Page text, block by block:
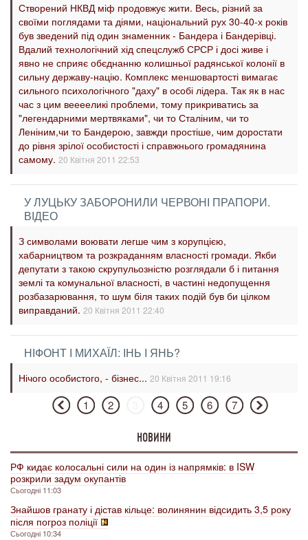
Створений НКВД міф продовжує жити. Весь, різний за
своїми поглядами та діями, національний рух 30-40-х років
був зведений під один знаменник - Бандера і Бандерівці.
Вдалий технологічний хід спецслужб СРСР і досі живе і
явно не сприяє обєднанню колишньої радянської колонії в
сильну державу-націю. Комплекс меншовартості вимагає
сильного психологічного "даху" в особі лідера. Так як в нас
час з цим вееееликі проблеми, тому прикриватись за
"легендарними мертвяками", чи то Сталіним, чи то
Леніним,чи то Бандерою, завжди простіше, чим доростати
до рівня зрілої особистості і справжнього громадянина
самому. 20 Квітня 2011 22:53
У ЛУЦЬКУ ЗАБОРОНИЛИ ЧЕРВОНІ ПРАПОРИ.
ВІДЕО
З символами воювати легше чим з корупцією,
хабарництвом та розкраданням власності громади. Якби
депутати з такою скрупульозністю розглядали б і питання
землі та комунальної власності, в частині недопущення
розбазарювання, то шум біля таких подій був би цілком
виправданий. 20 Квітня 2011 22:40
НІФОНТ І МИХАЇЛ: ІНЬ І ЯНЬ?
Нічого особистого, - бізнес... 20 Квітня 2011 19:16
1 2 4 5 6 7
НОВИНИ
РФ кидає колосальні сили на один із напрямків: в ISW
розкрили задум окупантів
Сьогодні 11:03
Знайшов гранату і дістав кільце: волинянин відсидить 3,5 року
після погроз поліції
Сьогодні 10:34